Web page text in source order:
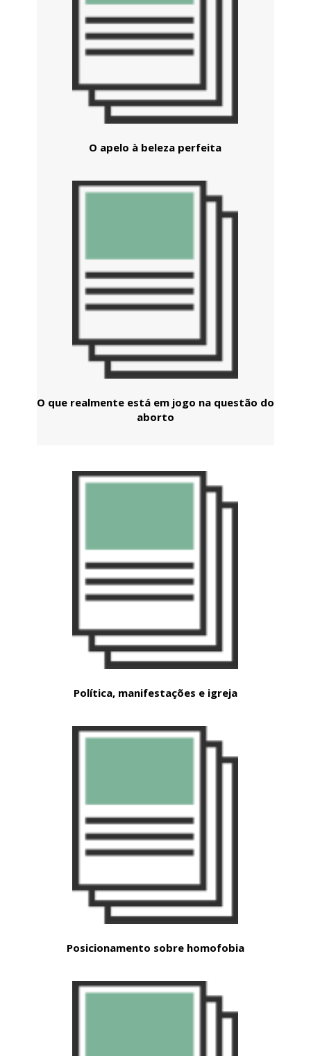
O apelo à beleza perfeita
O que realmente está em jogo na questão do
aborto
Política, manifestações e igreja
Posicionamento sobre homofobia